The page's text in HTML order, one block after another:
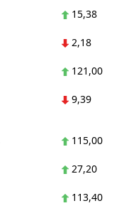
15,38
2,18
121,00
9,39
115,00
27,20
113,40